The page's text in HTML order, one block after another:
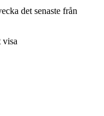
det senaste från
visa